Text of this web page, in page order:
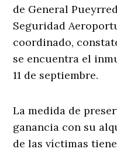
de General
Seguridad
coordinado,
se encuentra el
11 de septiembre.
La medida de
ganancia con su
de las víctimas